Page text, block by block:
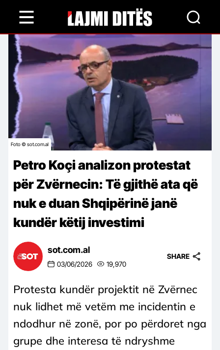
content
Foto © sot.com.al
Petro Koçi analizon protestat
për Zvërnecin: Të gjithë ata që
nuk e duan Shqipërinë janë
kundër këtij investimi
sot.com.al
03/06/2026 19,970
SHARE
Protesta kundër projektit në Zvërnec
nuk lidhet më vetëm me incidentin e
ndodhur në zonë, por po përdoret nga
grupe dhe interesa të ndryshme